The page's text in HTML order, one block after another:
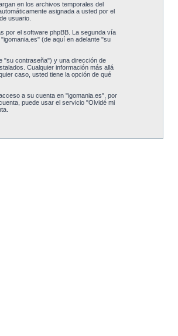
en los archivos temporales del
asignada a usted por el
usuario.
por el software phpBB. La segunda vía
(de aquí en adelante "su
"su contraseña") y una dirección de
Cualquier información más allá
caso, usted tiene la opción de qué
a su cuenta en "igomania.es", por
puede usar el servicio "Olvidé mi